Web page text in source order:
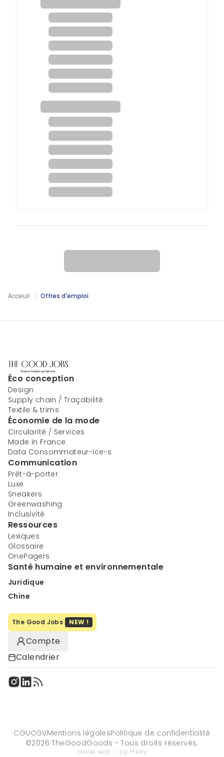
Acceuil Offres d'emploi
Éco conception
Design
Supply chain / Traçabilité
Textile & trims
Économie de la mode
Circularité / Services
Made in France
Data Consommateur-ice-s
Communication
Prêt-à-porter
Luxe
Sneakers
Greenwashing
Inclusivité
Ressources
Lexiques
Glossaire
OnePagers
Santé humaine et environnementale
Juridique
Chine
The Good Jobs NEW !
Compte
Calendrier
CGUCGVMentions légalesPolitique de confidentialité
©2026 TheGoodGoods - Tous droits réservés.
made with ♡ by Piloty